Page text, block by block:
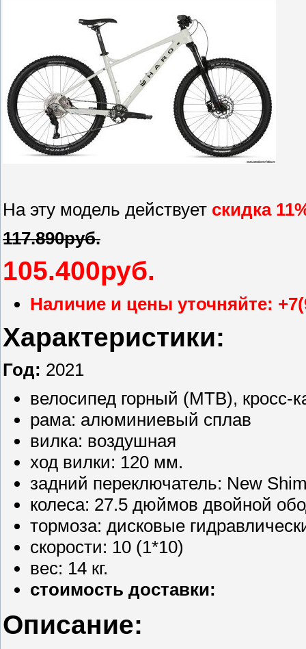
На эту модель действует скидка 11
117.890руб.
105.400руб.
Наличие и цены уточняйте:
Характеристики:
Год: 2021
велосипед горный (MTB), кросс-
рама: алюминиевый сплав
вилка: воздушная
ход вилки: 120 мм.
задний переключатель: New
колеса: 27.5 дюймов двойной
тормоза: дисковые
скорости: 10 (1*10)
вес: 14 кг.
стоимость доставки:
Описание: